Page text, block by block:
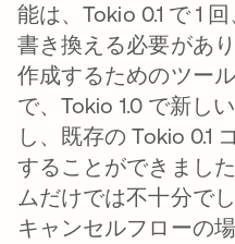
能は、Tokio 0.1 で 1
書き換える必要があ
作成するためのツー
で、Tokio 1.0 で新し
し、既存の Tokio 0.1
することができまし
ムだけでは不十分で
キャンセルフローの